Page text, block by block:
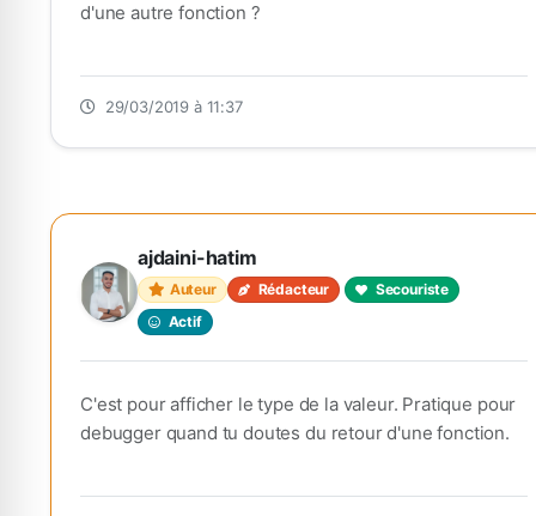
d'une autre fonction ?
29/03/2019 à 11:37
ajdaini-hatim
Auteur Rédacteur
Secouriste
Actif
C'est pour afficher le type de la valeur. Pratique pour
debugger quand tu doutes du retour d'une fonction.